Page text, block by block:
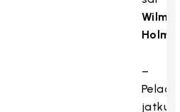
Wilma
Holm
–